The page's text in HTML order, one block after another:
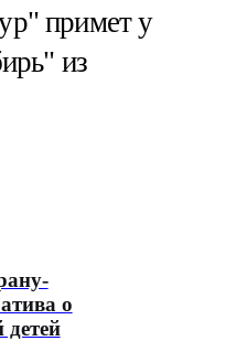
примет у
из
о